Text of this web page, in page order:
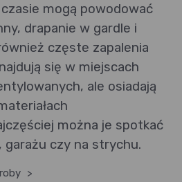
mogą powodować
drapanie w gardle i
częste zapalenia
się w miejscach
ale osiadają
można je spotkać
garażu czy na strychu.
>